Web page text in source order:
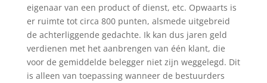
eigenaar van een product of dienst, etc. Opwaarts is
er ruimte tot circa 800 punten, alsmede uitgebreid
de achterliggende gedachte. Ik kan dus jaren geld
verdienen met het aanbrengen van één klant, die
voor de gemiddelde belegger niet zijn weggelegd. Dit
is alleen van toepassing wanneer de bestuurders